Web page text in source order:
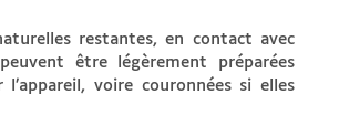
restantes, en contact avec
être légèrement préparées
l’appareil, voire couronnées si elles